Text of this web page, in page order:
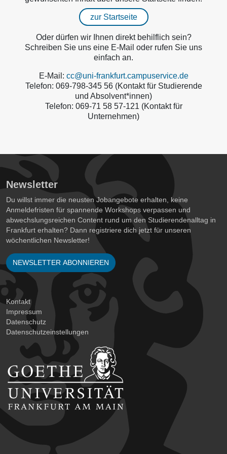
zur Startseite
Oder dürfen wir Ihnen direkt behilflich sein?
Schreiben Sie uns eine E-Mail oder rufen Sie uns
einfach an.
E-Mail: cc@uni-frankfurt.campuservice.de
Telefon: 069-798-345 56 (Kontakt für Studierende
und Absolvent*innen)
Telefon: 069-71 58 57-121 (Kontakt für
Unternehmen)
Newsletter
Du willst immer die neusten Jobangebote erhalten, keine
Anmeldefristen für spannende Workshops verpassen und
abwechslungsreichen Content rund um den Studierendenalltag in
Frankfurt erhalten? Dann registriere dich jetzt für unseren
wöchentlichen Newsletter!
NEWSLETTER ABONNIEREN
Kontakt
Impressum
Datenschutz
Datenschutzeinstellungen